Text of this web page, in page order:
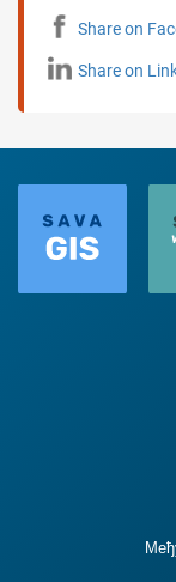
Share on
Share on